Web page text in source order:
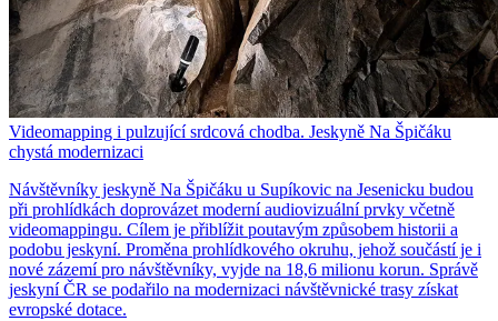
Videomapping i pulzující srdcová chodba. Jeskyně Na Špičáku
chystá modernizaci
Návštěvníky jeskyně Na Špičáku u Supíkovic na Jesenicku budou
při prohlídkách doprovázet moderní audiovizuální prvky včetně
videomappingu. Cílem je přiblížit poutavým způsobem historii a
podobu jeskyní. Proměna prohlídkového okruhu, jehož součástí je i
nové zázemí pro návštěvníky, vyjde na 18,6 milionu korun. Správě
jeskyní ČR se podařilo na modernizaci návštěvnické trasy získat
evropské dotace.